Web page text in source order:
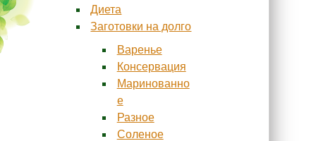
Диета
Заготовки на долго
Варенье
Консервация
Маринованно
е
Разное
Соленое